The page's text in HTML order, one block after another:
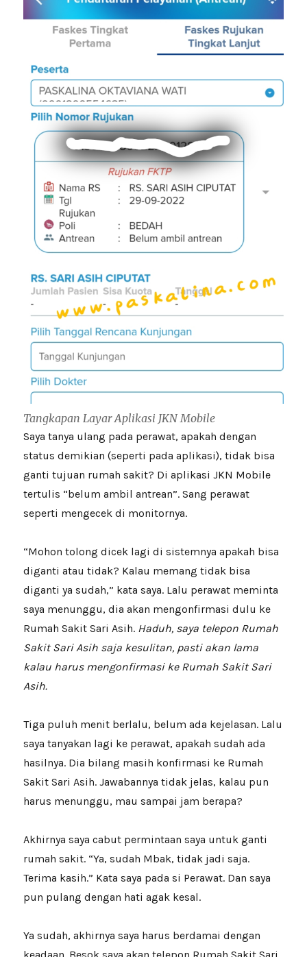
Tangkapan Layar Aplikasi JKN Mobile
Saya tanya ulang pada perawat, apakah dengan
status demikian (seperti pada aplikasi), tidak bisa
ganti tujuan rumah sakit? Di aplikasi JKN Mobile
tertulis “belum ambil antrean”. Sang perawat
seperti mengecek di monitornya.
“Mohon tolong dicek lagi di sistemnya apakah bisa
diganti atau tidak? Kalau memang tidak bisa
diganti ya sudah,” kata saya. Lalu perawat meminta
saya menunggu, dia akan mengonfirmasi dulu ke
Rumah Sakit Sari Asih. Haduh, saya telepon Rumah
Sakit Sari Asih saja kesulitan, pasti akan lama
kalau harus mengonfirmasi ke Rumah Sakit Sari
Asih.
Tiga puluh menit berlalu, belum ada kejelasan. Lalu
saya tanyakan lagi ke perawat, apakah sudah ada
hasilnya. Dia bilang masih konfirmasi ke Rumah
Sakit Sari Asih. Jawabannya tidak jelas, kalau pun
harus menunggu, mau sampai jam berapa?
Akhirnya saya cabut permintaan saya untuk ganti
rumah sakit. “Ya, sudah Mbak, tidak jadi saja.
Terima kasih.” Kata saya pada si Perawat. Dan saya
pun pulang dengan hati agak kesal.
Ya sudah, akhirnya saya harus berdamai dengan